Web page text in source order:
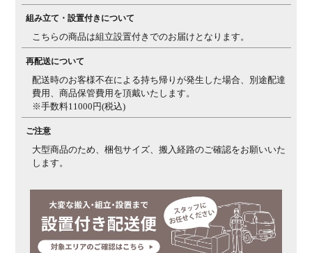
組み立て・設置付きについて
こちらの商品は組立設置付きでのお届けとなります。
再配送について
配送時のお客様不在による持ち帰りが発生した場合、別途配達
費用、商品保管費用を頂戴いたします。
※手数料11000円(税込)
ご注意
大型商品のため、梱包サイズ、搬入経路のご確認をお願いいた
します。